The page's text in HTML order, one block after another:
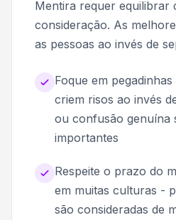
Mentira requer equilibrar
consideração. As
as pessoas ao invés de
Foque em
criem risos ao invés
ou confusão genuína
importantes
Respeite o prazo do
em muitas culturas -
são consideradas de